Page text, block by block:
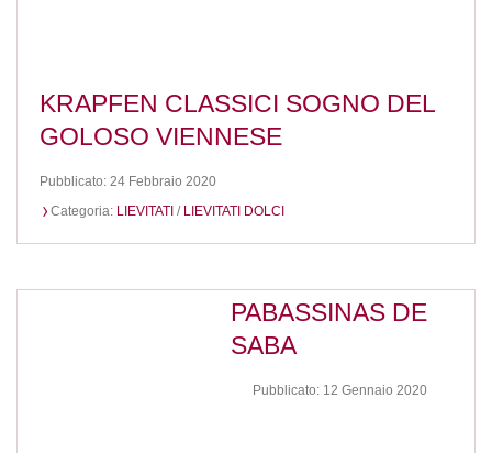
KRAPFEN CLASSICI SOGNO DEL
GOLOSO VIENNESE
Pubblicato: 24 Febbraio 2020
Categoria: LIEVITATI / LIEVITATI DOLCI
PABASSINAS DE
SABA
Pubblicato: 12 Gennaio 2020